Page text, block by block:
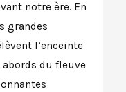
notre ère. En
grandes
l’enceinte
du fleuve